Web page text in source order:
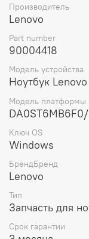
Выбирая
W8S DIS Intel
получаете
Lenovo, которая
Производитель
Lenovo
Part number
90004418
Модель устройства
Ноутбук
Модель платформы
Ключ OS
Windows
БрендБренд
Lenovo
Тип
Запчасть для
Срок гарантии